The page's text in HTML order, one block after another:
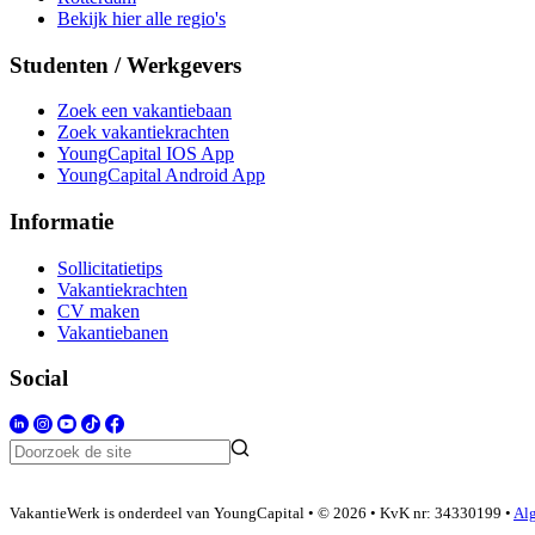
Bekijk hier alle regio's
Studenten / Werkgevers
Zoek een vakantiebaan
Zoek vakantiekrachten
YoungCapital IOS App
YoungCapital Android App
Informatie
Sollicitatietips
Vakantiekrachten
CV maken
Vakantiebanen
Social
VakantieWerk is onderdeel van YoungCapital • © 2026 • KvK nr: 34330199 •